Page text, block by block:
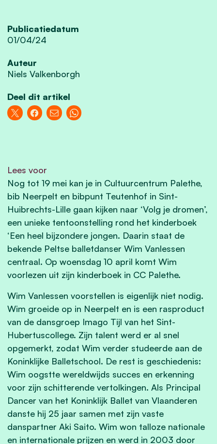
Publicatiedatum
01/04/24
Auteur
Niels Valkenborgh
Deel dit artikel
Lees voor
Nog tot 19 mei kan je in Cultuurcentrum Palethe,
bib Neerpelt en bibpunt Teutenhof in Sint-
Huibrechts-Lille gaan kijken naar ‘Volg je dromen’,
een unieke tentoonstelling rond het kinderboek
‘Een heel bijzondere jongen. Daarin staat de
bekende Peltse balletdanser Wim Vanlessen
centraal. Op woensdag 10 april komt Wim
voorlezen uit zijn kinderboek in CC Palethe.
Wim Vanlessen voorstellen is eigenlijk niet nodig.
Wim groeide op in Neerpelt en is een rasproduct
van de dansgroep Imago Tijl van het Sint-
Hubertuscollege. Zijn talent werd er al snel
opgemerkt, zodat Wim verder studeerde aan de
Koninklijke Balletschool. De rest is geschiedenis:
Wim oogstte wereldwijds succes en erkenning
voor zijn schitterende vertolkingen. Als Principal
Dancer van het Koninklijk Ballet van Vlaanderen
danste hij 25 jaar samen met zijn vaste
danspartner Aki Saito. Wim won talloze nationale
en internationale prijzen en werd in 2003 door